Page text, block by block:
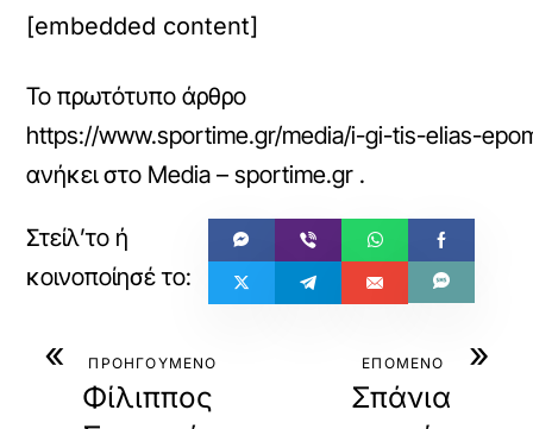
[embedded content]
Το πρωτότυπο άρθρο
https://www.sportime.gr/media/i-gi-tis-elias-
ανήκει στο Media – sportime.gr .
« ΠΡΟΗΓΟΥΜΕΝΟ
Φίλιππος
»
ΕΠΟΜΕΝΟ
Σπάνια